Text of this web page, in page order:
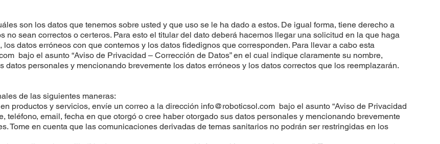
son los datos que tenemos sobre usted y que uso se le ha dado a estos. De igual forma, tiene derecho a
sean correctos o certeros. Para esto el titular del dato deberá hacernos llegar una solicitud en la que haga
datos erróneos con que contemos y los datos fidedignos que corresponden. Para llevar a cabo esta
bajo el asunto “Aviso de Privacidad – Corrección de Datos” en el cual indique claramente su nombre,
personales y mencionando brevemente los datos erróneos y los datos correctos que los reemplazarán.
de las siguientes maneras:
productos y servicios, envíe un correo a la dirección info@roboticsol.com bajo el asunto “Aviso de Privacidad
teléfono, email, fecha en que otorgó o cree haber otorgado sus datos personales y mencionando brevemente
Tome en cuenta que las comunicaciones derivadas de temas sanitarios no podrán ser restringidas en los